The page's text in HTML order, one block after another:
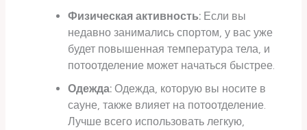
Физическая активность:Если вы
недавно занимались спортом, у вас уже
будет повышенная температура тела, и
потоотделение может начаться быстрее.
Одежда:Одежда, которую вы носите в
сауне, также влияет на потоотделение.
Лучше всего использовать легкую,